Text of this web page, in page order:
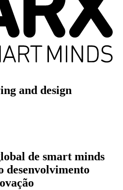
and design
de smart minds
desenvolvimento